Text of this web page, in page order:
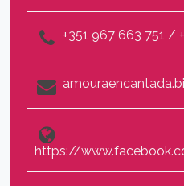
+351 967 663 751 /
https://